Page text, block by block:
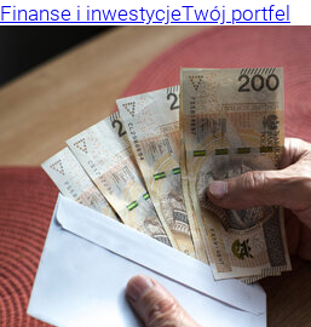
Finanse i inwestycjeTwój portfel